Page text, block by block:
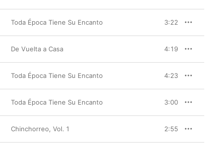
Toda Época Tiene Su Encanto 3:22
De Vuelta a Casa 4:19
Toda Época Tiene Su Encanto 4:23
Toda Época Tiene Su Encanto 3:00
Chinchorreo, Vol. 1 2:55